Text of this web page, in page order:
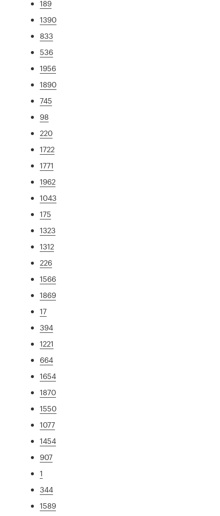
189
1390
833
536
1956
1890
745
98
220
1722
1771
1962
1043
175
1323
1312
226
1566
1869
17
394
1221
664
1654
1870
1550
1077
1454
907
1
344
1589